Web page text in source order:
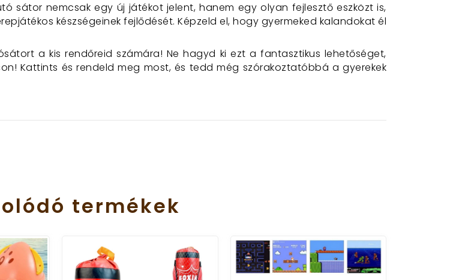
sátor nemcsak egy új játékot jelent, hanem egy olyan fejlesztő eszközt is,
készségeinek fejlődését. Képzeld el, hogy gyermeked kalandokat él
a kis rendőreid számára! Ne hagyd ki ezt a fantasztikus lehetőséget,
Kattints és rendeld meg most, és tedd még szórakoztatóbbá a gyerekek
termékek